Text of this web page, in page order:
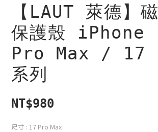
【LAUT 萊德】
保護殼 iPhone
Pro Max / 17
系列
NT$980
尺寸 : 17 Pro Max